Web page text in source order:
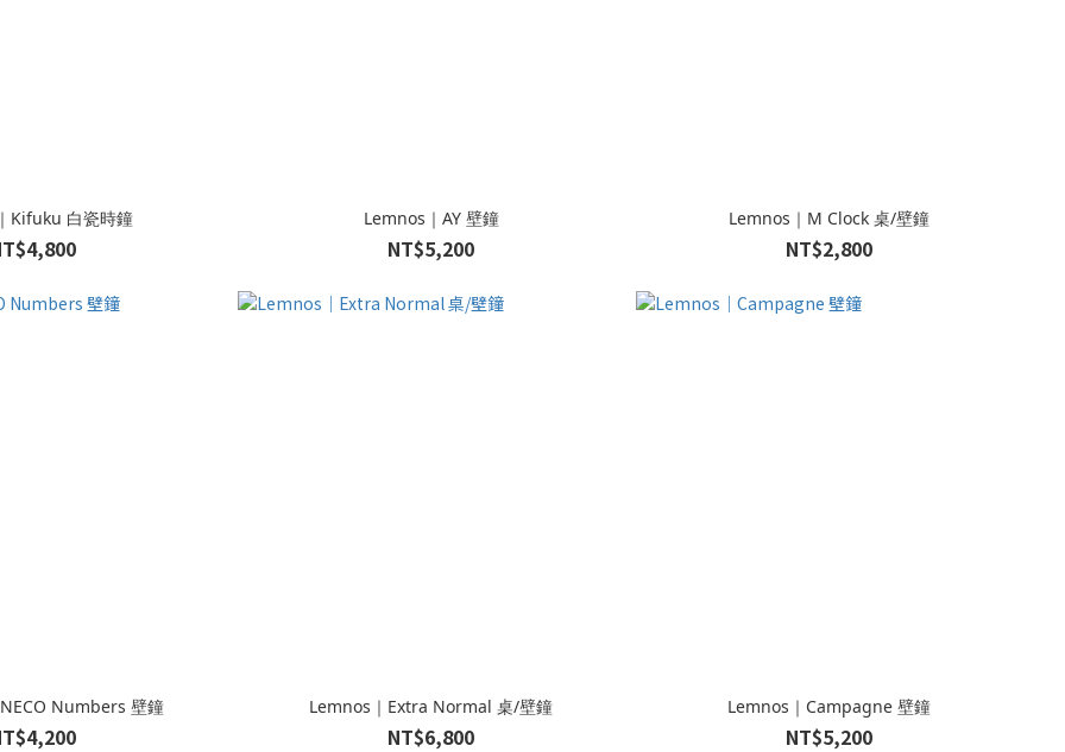
Kifuku 白瓷時鐘 Lemnos｜AY 壁鐘
NT$5,200
Lemnos｜M Clock 桌/壁鐘
NT$2,800
Numbers 壁鐘 Lemnos｜Extra Normal 桌/壁鐘
NT$6,800
Lemnos｜Campagne 壁鐘
NT$5,200